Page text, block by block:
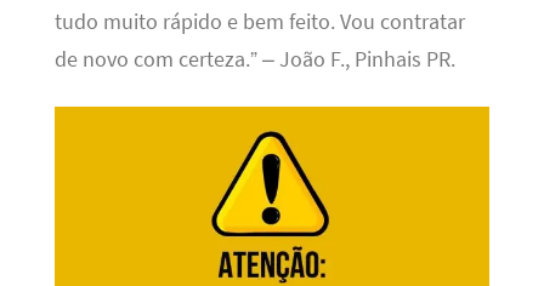
tudo muito rápido e bem feito. Vou contratar
de novo com certeza.” – João F., Pinhais PR.